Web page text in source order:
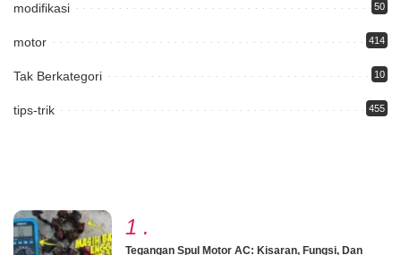
modifikasi 50
motor 414
Tak Berkategori 10
tips-trik 455
1 .
Tegangan Spul Motor AC: Kisaran, Fungsi, Dan